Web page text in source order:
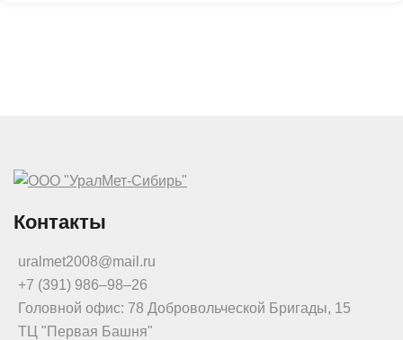
Контакты
uralmet2008@mail.ru
+7 (391) 986‒98‒26
Головной офис: 78 Добровольческой Бригады, 15
ТЦ "Первая Башня"